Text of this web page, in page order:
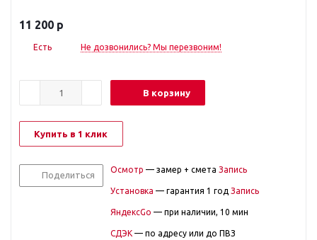
11 200 р
Есть Не дозвонились? Мы перезвоним!
В корзину
Купить в 1 клик
Поделиться
Осмотр — замер + смета Запись
Установка — гарантия 1 год Запись
ЯндексGo — при наличии, 10 мин
СДЭК — по адресу или до ПВЗ